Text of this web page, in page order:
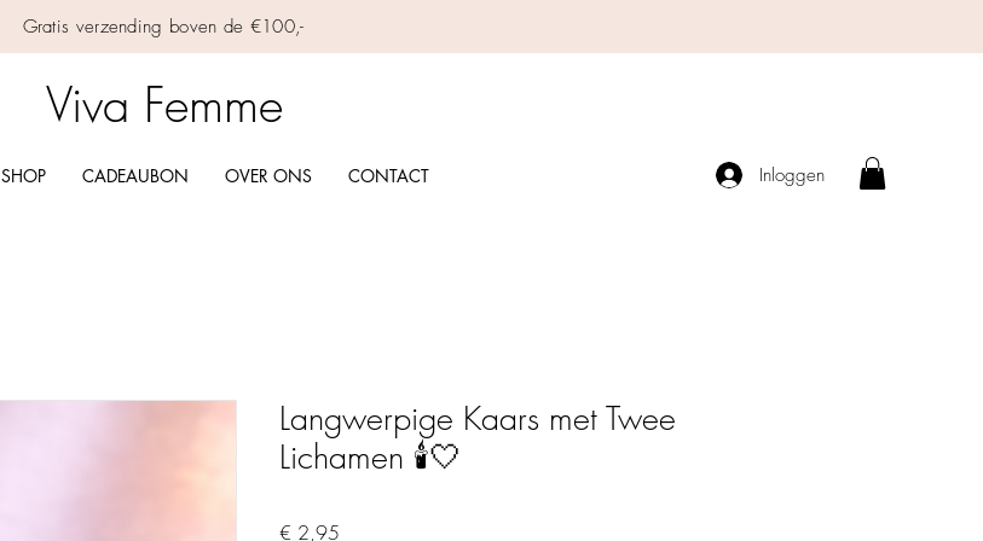
Gratis verzending boven de €100,-
Viva Femme
SHOP CADEAUBON OVER ONS CONTACT Inloggen
Langwerpige Kaars met Twee
Lichamen 🕯️🤍
€ 2,95